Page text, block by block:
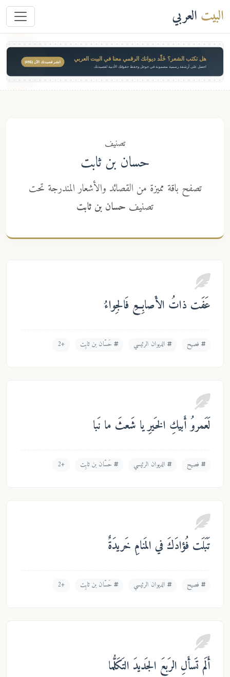
العربي
هل تكتب الشعر؟ خَلّد ديوانك الرقمي معنا في البيت العربي
احصل على أرشفة رسمية مضمونة في جوجل وحفظ حقوقك الأدبية لقصيدتك
انشر قصيدتك الآن ($49)
حسان بن ثابت
تصفح باقة مميزة من القصائد والأشعار المندرجة تحت
تصنيفحسان بن ثابت
ذاتُ الأَصابِعِ فَالجِواءُ
الديوان الرئيسي حَسّان بن ثابِت +2
أَبيكِ الخَيرِ يا شَعثَ ما نَبا
الديوان الرئيسي حَسّان بن ثابِت +2
فُؤادَكَ في المَنامِ خَريدَةٌ
الديوان الرئيسي حَسّان بن ثابِت +2
تَسأَلِ الرَبعَ الجَديدَ التَكَلُّما